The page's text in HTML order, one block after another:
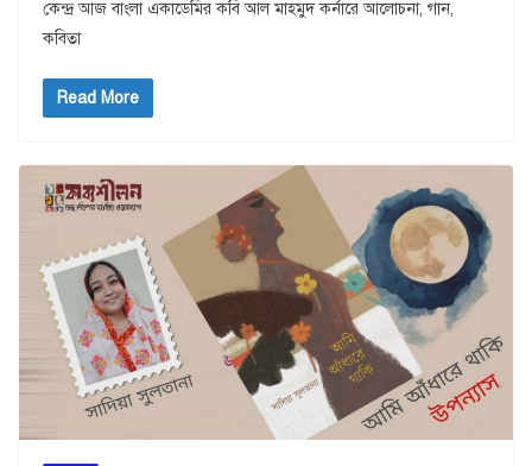
কেন্দ্র আজ বাংলা একাডেমির কবি আল মাহমুদ কর্নারে আলোচনা, গান,
কবিতা
Read More